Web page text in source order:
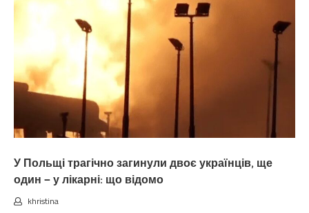
У Польщі трагічно загинули двоє українців, ще
один — у лікарні: що відомо
khristina